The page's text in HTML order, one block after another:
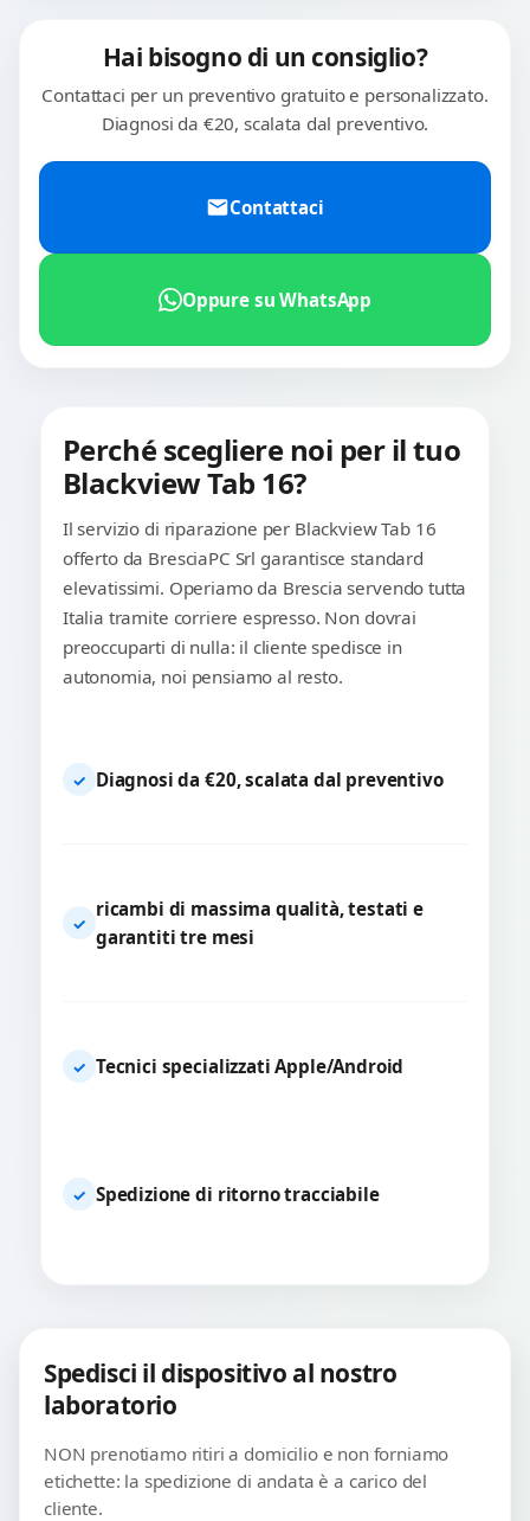
Hai bisogno di un consiglio?
Contattaci per un preventivo gratuito e personalizzato.
Diagnosi da €20, scalata dal preventivo.
Contattaci
Oppure su WhatsApp
Perché scegliere noi per il tuo
Blackview Tab 16?
Il servizio di riparazione per Blackview Tab 16
offerto da BresciaPC Srl garantisce standard
elevatissimi. Operiamo da Brescia servendo tutta
Italia tramite corriere espresso. Non dovrai
preoccuparti di nulla: il cliente spedisce in
autonomia, noi pensiamo al resto.
✓ Diagnosi da €20, scalata dal preventivo
✓
ricambi di massima qualità, testati e
garantiti tre mesi
✓ Tecnici specializzati Apple/Android
✓ Spedizione di ritorno tracciabile
Spedisci il dispositivo al nostro
laboratorio
NON prenotiamo ritiri a domicilio e non forniamo
etichette: la spedizione di andata è a carico del
cliente.